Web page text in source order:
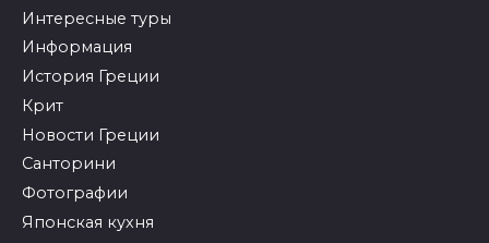
Интересные туры
Информация
История Греции
Крит
Новости Греции
Санторини
Фотографии
Японская кухня